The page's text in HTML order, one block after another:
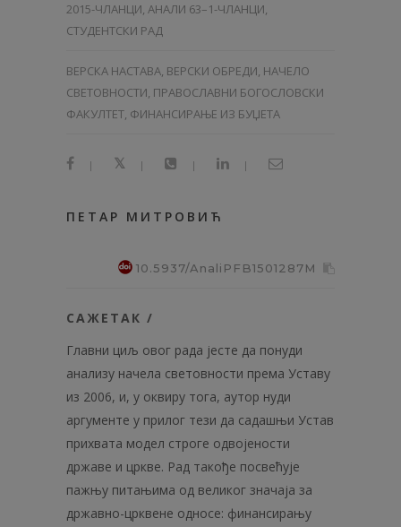
2015-ЧЛАНЦИ, АНАЛИ 63–1-ЧЛАНЦИ,
СТУДЕНТСКИ РАД
ВЕРСКА НАСТАВА, ВЕРСКИ ОБРЕДИ, НАЧЕЛО
СВЕТОВНОСТИ, ПРАВОСЛАВНИ БОГОСЛОВСКИ
ФАКУЛТЕТ, ФИНАНСИРАЊЕ ИЗ БУЏЕТА
| | | |
ПЕТАР МИТРОВИЋ
10.5937/AnaliPFB1501287M
САЖЕТАК /
Главни циљ овог рада јесте да понуди
анализу начела световности према Уставу
из 2006, и, у оквиру тога, аутор нуди
аргументе у прилог тези да садашњи Устав
прихвата модел строге одвојености
државе и цркве. Рад такође посвећује
пажњу питањима од великог значаја за
државно-црквене односе: финансирању